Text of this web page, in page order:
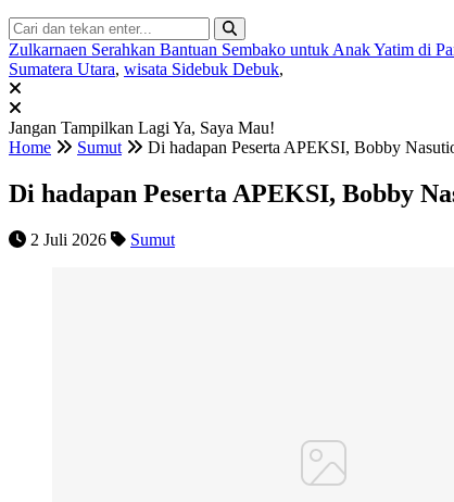
Zulkarnaen Serahkan Bantuan Sembako untuk Anak Yatim di
Sumatera Utara, wisata Sidebuk Debuk,
Jangan Tampilkan Lagi Ya, Saya Mau!
Home
Sumut Di hadapan Peserta APEKSI, Bobby
Di hadapan Peserta APEKSI, Bobby
2 Juli 2026 Sumut